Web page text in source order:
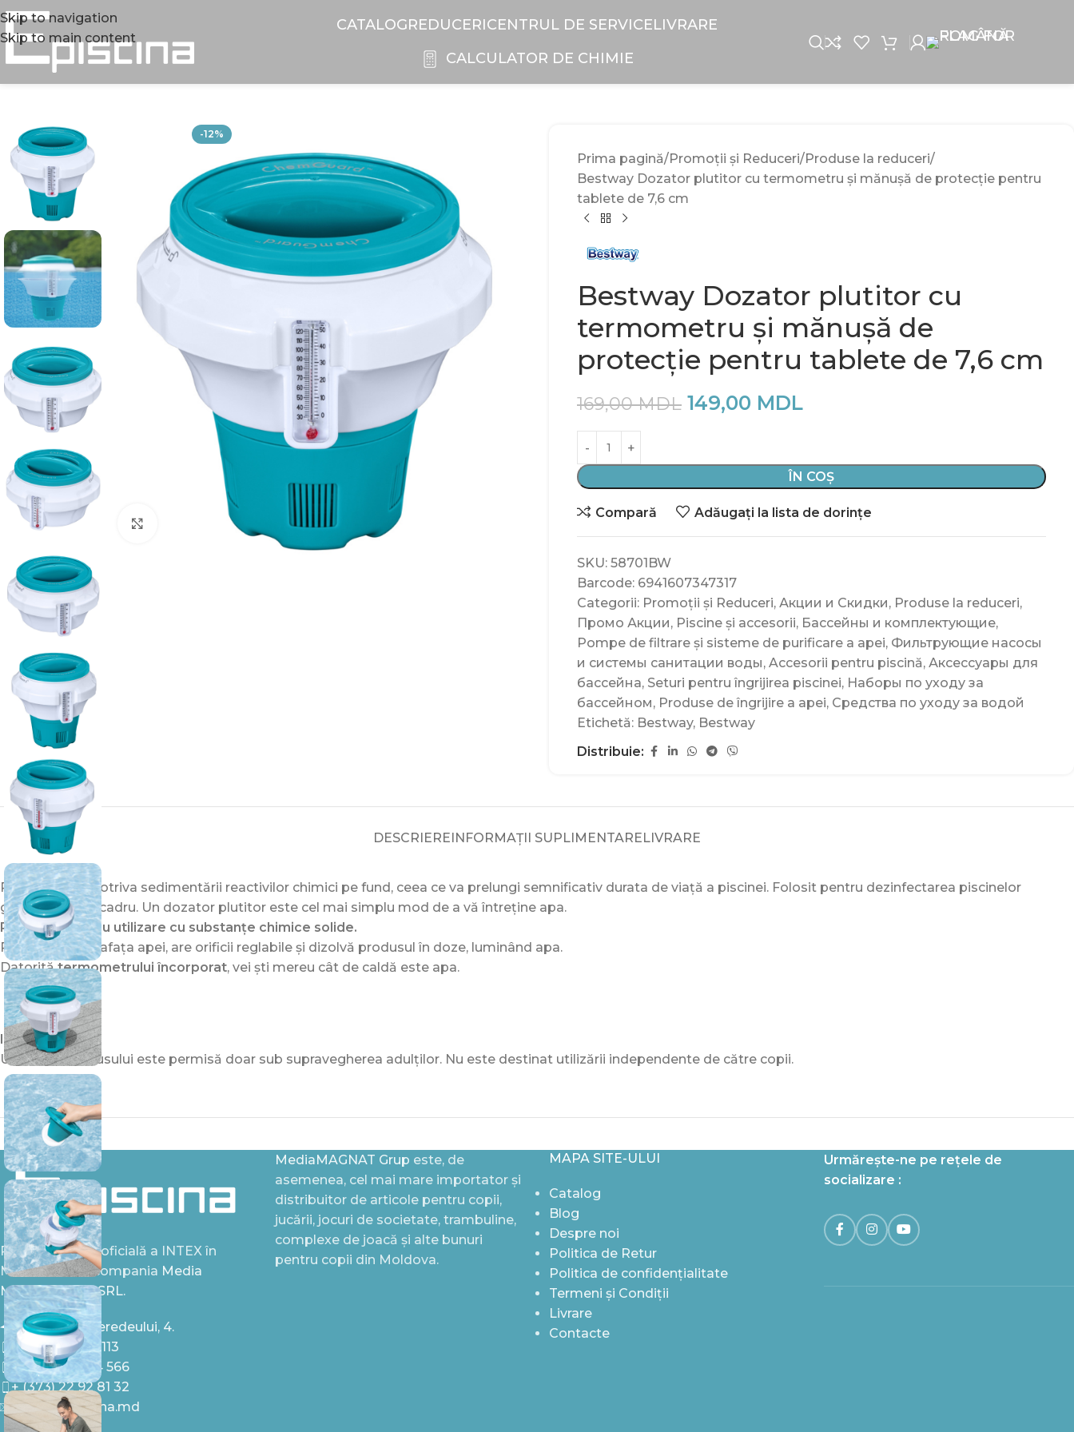
Skip to navigation
Skip to main content
CATALOGREDUCERICENTRUL DE SERVICELIVRARE
CALCULATOR DE CHIMIE
-12%
Click to enlarge
Prima pagină Promoții și Reduceri Produse la reduceri
Bestway Dozator plutitor cu termometru și mănușă de protecție pentru
tablete de 7,6 cm
Bestway Dozator plutitor cu
termometru și mănușă de
protecție pentru tablete de 7,6 cm
169,00MDL 149,00 MDL
ÎN COȘ
Compară Adăugați la lista de dorințe
SKU: 58701BW
Barcode: 6941607347317
Categorii: Promoții și Reduceri, Акции и Скидки, Produse la reduceri,
Промо Акции, Piscine și accesorii, Бассейны и комплектующие,
Pompe de filtrare și sisteme de purificare a apei, Фильтрующие насосы
и системы санитации воды, Accesorii pentru piscină, Аксессуары для
бассейна, Seturi pentru îngrijirea piscinei, Наборы по уходу за
бассейном, Produse de îngrijire a apei, Средства по уходу за водой
Etichetă: Bestway, Bestway
Distribuie:
DESCRIEREINFORMAȚII SUPLIMENTARELIVRARE
Protejează împotriva sedimentării reactivilor chimici pe fund, ceea ce va prelungi semnificativ durata de viață a piscinei. Folosit pentru dezinfectarea piscinelor
gonflabile și cu cadru. Un dozator plutitor este cel mai simplu mod de a vă întreține apa.
Proiectat pentru utilizare cu substanțe chimice solide.
Plutește la suprafața apei, are orificii reglabile și dizolvă produsul în doze, luminând apa.
Datoritătermometrului încorporat, vei ști mereu cât de caldă este apa.
IMPORTANT!
Utilizarea produsului este permisă doar sub supravegherea adulților. Nu este destinat utilizării independente de către copii.
Reprezentanța oficială a INTEX în
Moldova este compania Media
MAGNAT Grup SRL.
Chișinău, st. Feredeului, 4.
+ (373) 79 919 113
+ (373) 22 944 566
+ (373) 22 92 81 32
office@episcina.md
MediaMAGNAT Grup este, de
asemenea, cel mai mare importator și
distribuitor de articole pentru copii,
jucării, jocuri de societate, trambuline,
complexe de joacă și alte bunuri
pentru copii din Moldova.
MAPA SITE-ULUI
Catalog
Blog
Despre noi
Politica de Retur
Politica de confidențialitate
Termeni și Condiții
Livrare
Contacte
Urmărește-ne pe rețele de
socializare :